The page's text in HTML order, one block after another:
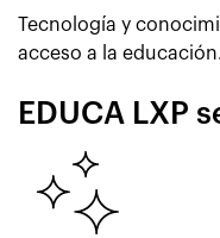
Tecnología y
acceso a la
EDUCA LXP